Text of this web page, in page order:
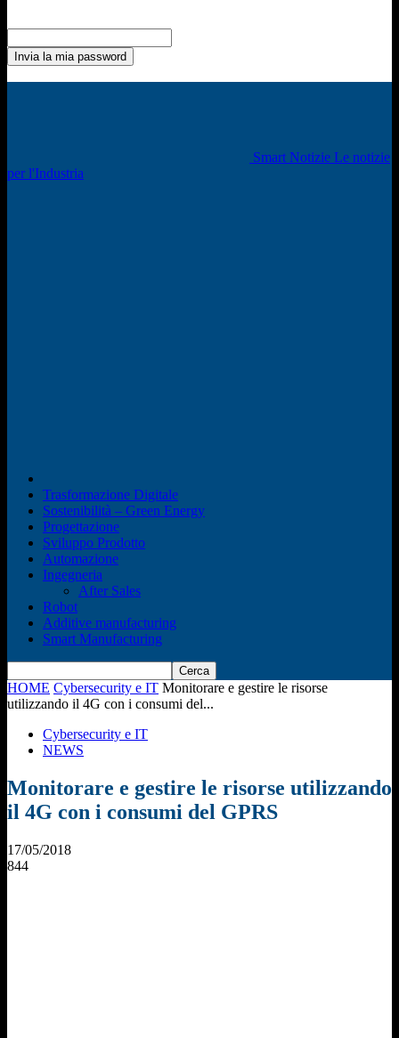
Smart Notizie Le notizie
per l'Industria
Trasformazione Digitale
Sostenibilità – Green Energy
Progettazione
Sviluppo Prodotto
Automazione
Ingegneria
After Sales
Robot
Additive manufacturing
Smart Manufacturing
HOME Cybersecurity e IT Monitorare e gestire le risorse
utilizzando il 4G con i consumi del...
Cybersecurity e IT
NEWS
Monitorare e gestire le risorse utilizzando
il 4G con i consumi del GPRS
17/05/2018
844